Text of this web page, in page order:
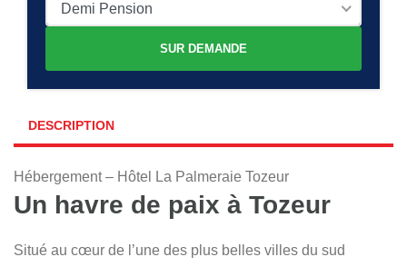
Demi Pension
SUR DEMANDE
DESCRIPTION
Hébergement – Hôtel La Palmeraie Tozeur
Un havre de paix à Tozeur
Situé au cœur de l’une des plus belles villes du sud